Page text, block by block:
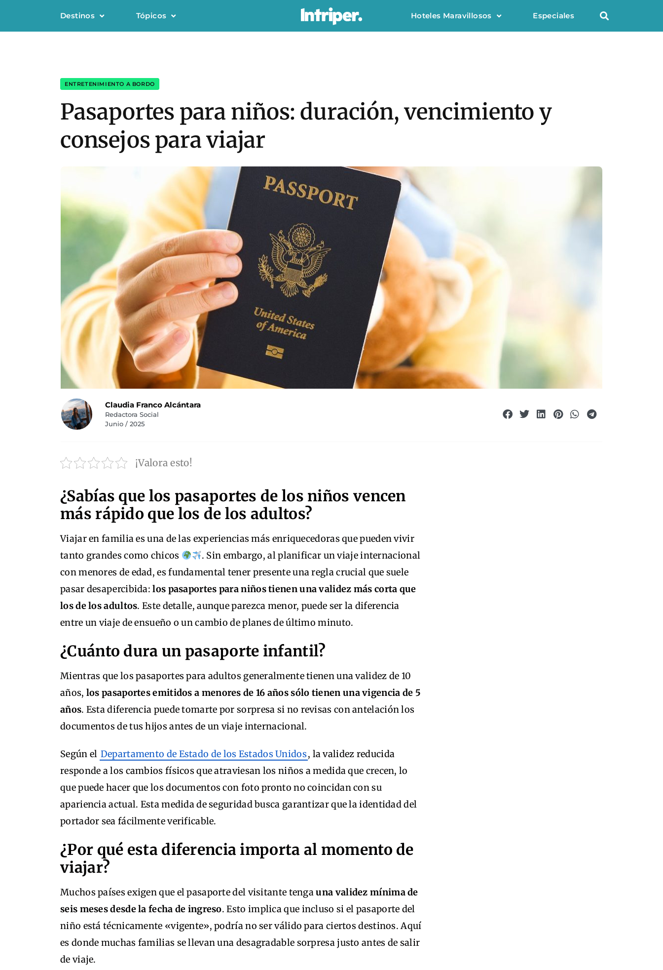
Destinos Tópicos Hoteles Maravillosos Especiales
ENTRETENIMIENTO A BORDO
Pasaportes para niños: duración, vencimiento y
consejos para viajar
Claudia Franco Alcántara
Redactora Social
Junio / 2025
¡Valora esto!
¿Sabías que los pasaportes de los niños vencen
más rápido que los de los adultos?
Viajar en familia es una de las experiencias más enriquecedoras que pueden vivir
tanto grandes como chicos
. Sin embargo, al planificar un viaje internacional
con menores de edad, es fundamental tener presente una regla crucial que suele
pasar desapercibida:los pasaportes para niños tienen una validez más corta que
los de los adultos. Este detalle, aunque parezca menor, puede ser la diferencia
entre un viaje de ensueño o un cambio de planes de último minuto.
¿Cuánto dura un pasaporte infantil?
Mientras que los pasaportes para adultos generalmente tienen una validez de 10
años, los pasaportes emitidos a menores de 16 años sólo tienen una vigencia de 5
años. Esta diferencia puede tomarte por sorpresa si no revisas con antelación los
documentos de tus hijos antes de un viaje internacional.
Según el Departamento de Estado de los Estados Unidos, la validez reducida
responde a los cambios físicos que atraviesan los niños a medida que crecen, lo
que puede hacer que los documentos con foto pronto no coincidan con su
apariencia actual. Esta medida de seguridad busca garantizar que la identidad del
portador sea fácilmente verificable.
¿Por qué esta diferencia importa al momento de
viajar?
Muchos países exigen que el pasaporte del visitante tengauna validez mínima de
seis meses desde la fecha de ingreso. Esto implica que incluso si el pasaporte del
niño está técnicamente «vigente», podría no ser válido para ciertos destinos. Aquí
es donde muchas familias se llevan una desagradable sorpresa justo antes de salir
de viaje.